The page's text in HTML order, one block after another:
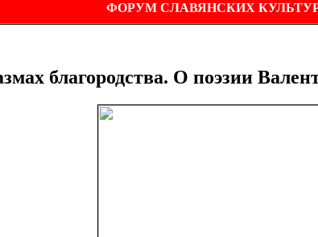
ФОРУМ СЛАВЯНСКИХ
благородства. О поэзии